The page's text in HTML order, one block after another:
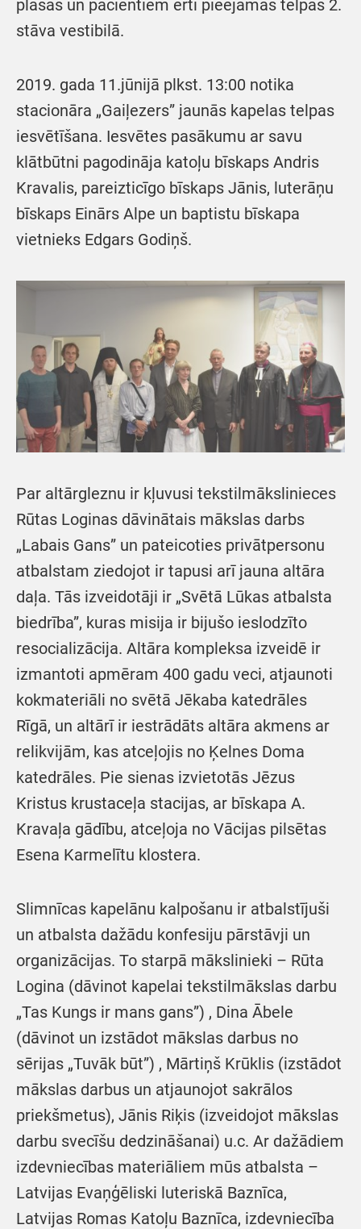
plašas un pacientiem ērti pieejamas telpas 2.
stāva vestibilā.
2019. gada 11.jūnijā plkst. 13:00 notika
stacionāra „Gaiļezers” jaunās kapelas telpas
iesvētīšana. Iesvētes pasākumu ar savu
klātbūtni pagodināja katoļu bīskaps Andris
Kravalis, pareizticīgo bīskaps Jānis, luterāņu
bīskaps Einārs Alpe un baptistu bīskapa
vietnieks Edgars Godiņš.
Par altārgleznu ir kļuvusi tekstilmākslinieces
Rūtas Loginas dāvinātais mākslas darbs
„Labais Gans” un pateicoties privātpersonu
atbalstam ziedojot ir tapusi arī jauna altāra
daļa. Tās izveidotāji ir „Svētā Lūkas atbalsta
biedrība”, kuras misija ir bijušo ieslodzīto
resocializācija. Altāra kompleksa izveidē ir
izmantoti apmēram 400 gadu veci, atjaunoti
kokmateriāli no svētā Jēkaba katedrāles
Rīgā, un altārī ir iestrādāts altāra akmens ar
relikvijām, kas atceļojis no Ķelnes Doma
katedrāles. Pie sienas izvietotās Jēzus
Kristus krustaceļa stacijas, ar bīskapa A.
Kravaļa gādību, atceļoja no Vācijas pilsētas
Esena Karmelītu klostera.
Slimnīcas kapelānu kalpošanu ir atbalstījuši
un atbalsta dažādu konfesiju pārstāvji un
organizācijas. To starpā mākslinieki – Rūta
Logina (dāvinot kapelai tekstilmākslas darbu
„Tas Kungs ir mans gans”) , Dina Ābele
(dāvinot un izstādot mākslas darbus no
sērijas „Tuvāk būt”) , Mārtiņš Krūklis (izstādot
mākslas darbus un atjaunojot sakrālos
priekšmetus), Jānis Riķis (izveidojot mākslas
darbu svecīšu dedzināšanai) u.c. Ar dažādiem
izdevniecības materiāliem mūs atbalsta –
Latvijas Evaņģēliski luteriskā Baznīca,
Latvijas Romas Katoļu Baznīca, izdevniecība